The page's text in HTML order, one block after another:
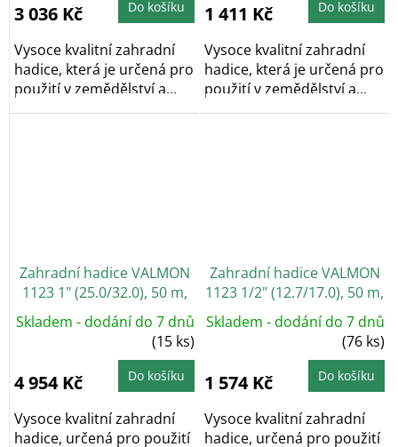
3 036 Kč Do košíku
Vysoce kvalitní zahradní
hadice, která je určená pro
použití v zemědělství a...
1 411 Kč Do košíku
Vysoce kvalitní zahradní
hadice, která je určená pro
použití v zemědělství a...
Zahradní hadice VALMON
1123 1" (25.0/32.0), 50 m,
průhledná
Skladem - dodání do 7 dnů
(15 ks)
4 954 Kč Do košíku
Vysoce kvalitní zahradní
hadice, určená pro použití
Zahradní hadice VALMON
1123 1/2" (12.7/17.0), 50 m,
průhledná
Skladem - dodání do 7 dnů
(76 ks)
1 574 Kč Do košíku
Vysoce kvalitní zahradní
hadice, určená pro použití